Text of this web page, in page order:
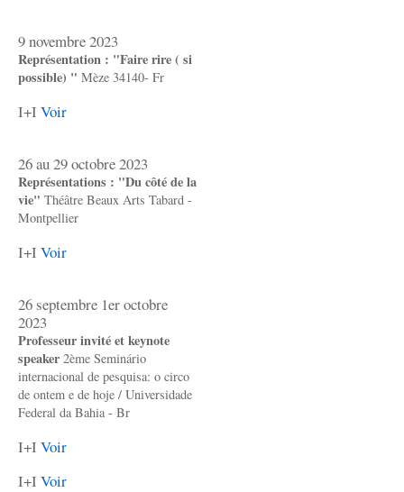
9 novembre 2023
Représentation : "Faire rire ( si
possible) " Mèze 34140- Fr
I+I Voir
26 au 29 octobre 2023
Représentations : "Du côté de la
vie" Théâtre Beaux Arts Tabard -
Montpellier
I+I Voir
26 septembre 1er octobre
2023
Professeur invité et keynote
speaker 2ème Seminário
internacional de pesquisa: o circo
de ontem e de hoje / Universidade
Federal da Bahia - Br
I+I Voir
I+I Voir